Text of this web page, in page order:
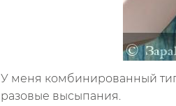
У меня комбинированный
разовые высыпания.